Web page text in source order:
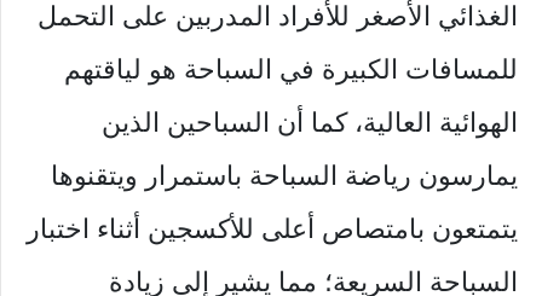
الغذائي الأصغر للأفراد المدربين على التحمل
للمسافات الكبيرة في السباحة هو لياقتهم
الهوائية العالية، كما أن السباحين الذين
يمارسون رياضة السباحة باستمرار ويتقنوها
يتمتعون بامتصاص أعلى للأكسجين أثناء اختبار
السباحة السريعة؛ مما يشير إلى زيادة